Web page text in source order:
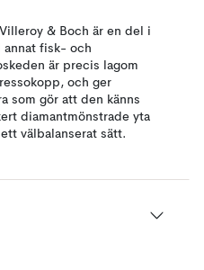
& Boch är en del i
fisk- och
är precis lagom
och ger
som gör att den känns
diamantmönstrade yta
välbalanserat sätt.